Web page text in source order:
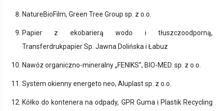
NatureBioFilm, Green Tree Group sp. z o.o.
Papier z ekobarierą wodo i tłuszczoodporną,
Transferdrukpapier Sp. Jawna Dolińska i Łabuz
Nawóz organiczno-mineralny „FENIKS”, BIO-MED. sp. z o.o.
System okienny energeto neo, Aluplast sp. z o.o.
Kółko do kontenera na odpady, GPR Guma i Plastik Recycling